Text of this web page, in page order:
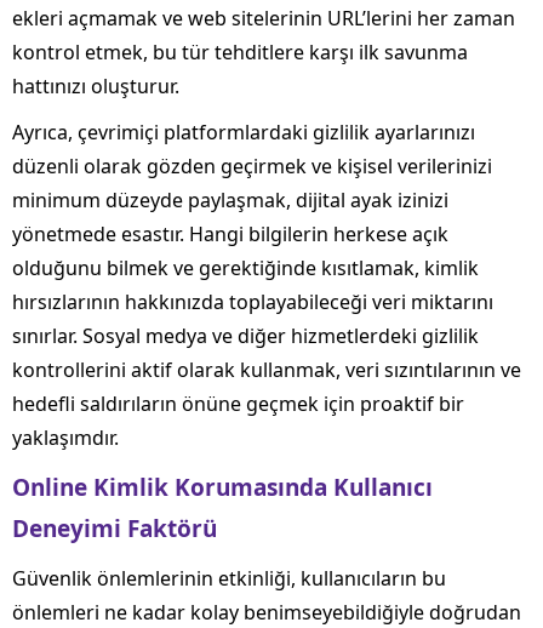
ekleri açmamak ve web sitelerinin URL’lerini her zaman
kontrol etmek, bu tür tehditlere karşı ilk savunma
hattınızı oluşturur.
Ayrıca, çevrimiçi platformlardaki gizlilik ayarlarınızı
düzenli olarak gözden geçirmek ve kişisel verilerinizi
minimum düzeyde paylaşmak, dijital ayak izinizi
yönetmede esastır. Hangi bilgilerin herkese açık
olduğunu bilmek ve gerektiğinde kısıtlamak, kimlik
hırsızlarının hakkınızda toplayabileceği veri miktarını
sınırlar. Sosyal medya ve diğer hizmetlerdeki gizlilik
kontrollerini aktif olarak kullanmak, veri sızıntılarının ve
hedefli saldırıların önüne geçmek için proaktif bir
yaklaşımdır.
Online Kimlik Korumasında Kullanıcı
Deneyimi Faktörü
Güvenlik önlemlerinin etkinliği, kullanıcıların bu
önlemleri ne kadar kolay benimseyebildiğiyle doğrudan